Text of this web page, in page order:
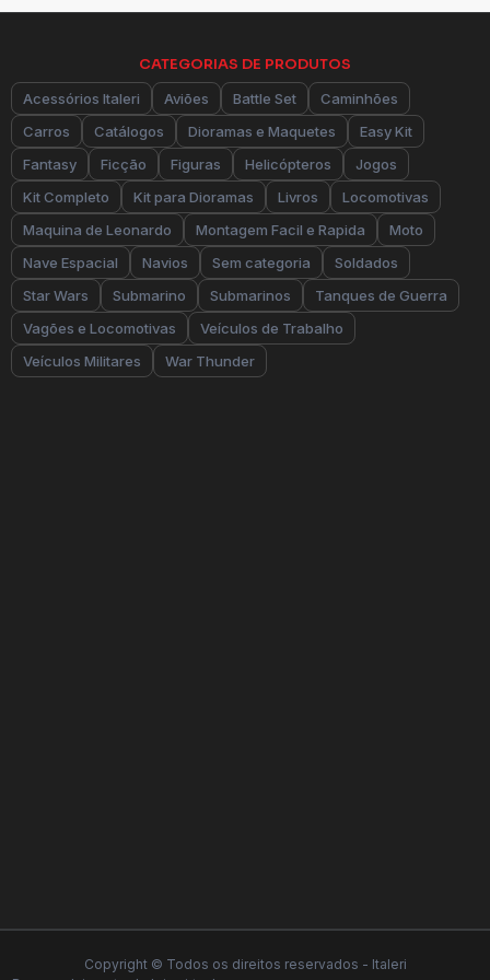
CATEGORIAS DE PRODUTOS
Acessórios Italeri Aviões Battle Set
Caminhões
Carros
Catálogos Dioramas e Maquetes
Easy Kit
Fantasy
Ficção Figuras Helicópteros
Jogos
Kit Completo
Kit para Dioramas Livros
Locomotivas
Maquina de Leonardo
Montagem Facil e Rapida
Moto
Nave Espacial
Navios Sem categoria
Soldados
Star Wars
Submarino Submarinos
Tanques de Guerra
Vagões e Locomotivas
Veículos de Trabalho
Veículos Militares
War Thunder
Copyright © Todos os direitos reservados - Italeri